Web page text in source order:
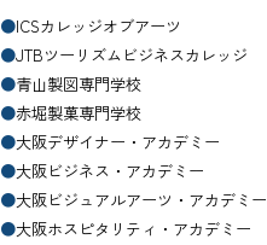
●ICSカレッジオブアーツ
●JTBツーリズムビジネスカレッジ
●青山製図専門学校
●赤堀製菓専門学校
●大阪デザイナー・アカデミー
●大阪ビジネス・アカデミー
●大阪ビジュアルアーツ・アカデミー
●大阪ホスピタリティ・アカデミー